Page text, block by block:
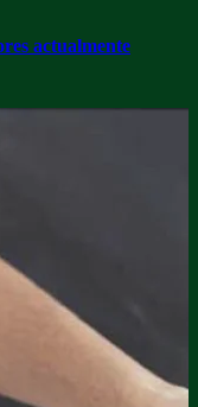
actualmente